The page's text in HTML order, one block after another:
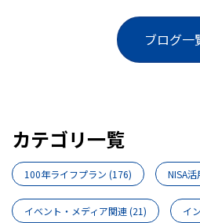
ブログ一
カテゴリ一覧
100年ライフプラン (176) NISA
イベント・メディア関連(21) イ